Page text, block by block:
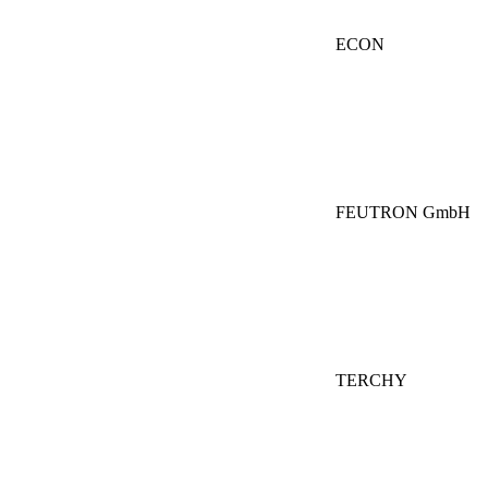
ECON
FEUTRON GmbH
TERCHY